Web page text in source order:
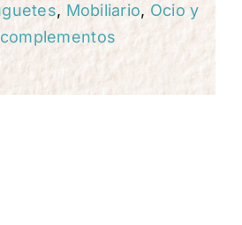
, Mobiliario, Ocio y